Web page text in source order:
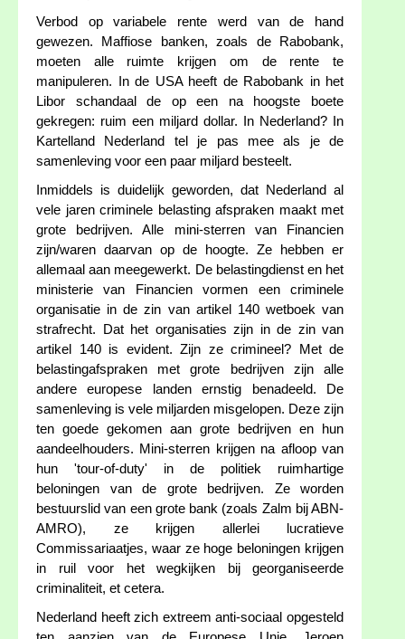
Verbod op variabele rente werd van de hand
gewezen. Maffiose banken, zoals de Rabobank,
moeten alle ruimte krijgen om de rente te
manipuleren. In de USA heeft de Rabobank in het
Libor schandaal de op een na hoogste boete
gekregen: ruim een miljard dollar. In Nederland? In
Kartelland Nederland tel je pas mee als je de
samenleving voor een paar miljard besteelt.
Inmiddels is duidelijk geworden, dat Nederland al
vele jaren criminele belasting afspraken maakt met
grote bedrijven. Alle mini-sterren van Financien
zijn/waren daarvan op de hoogte. Ze hebben er
allemaal aan meegewerkt. De belastingdienst en het
ministerie van Financien vormen een criminele
organisatie in de zin van artikel 140 wetboek van
strafrecht. Dat het organisaties zijn in de zin van
artikel 140 is evident. Zijn ze crimineel? Met de
belastingafspraken met grote bedrijven zijn alle
andere europese landen ernstig benadeeld. De
samenleving is vele miljarden misgelopen. Deze zijn
ten goede gekomen aan grote bedrijven en hun
aandeelhouders. Mini-sterren krijgen na afloop van
hun 'tour-of-duty' in de politiek ruimhartige
beloningen van de grote bedrijven. Ze worden
bestuurslid van een grote bank (zoals Zalm bij ABN-
AMRO), ze krijgen allerlei lucratieve
Commissariaatjes, waar ze hoge beloningen krijgen
in ruil voor het wegkijken bij georganiseerde
criminaliteit, et cetera.
Nederland heeft zich extreem anti-sociaal opgesteld